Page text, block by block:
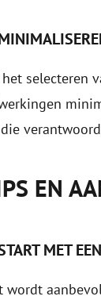
selecteren
EN
MET
wordt